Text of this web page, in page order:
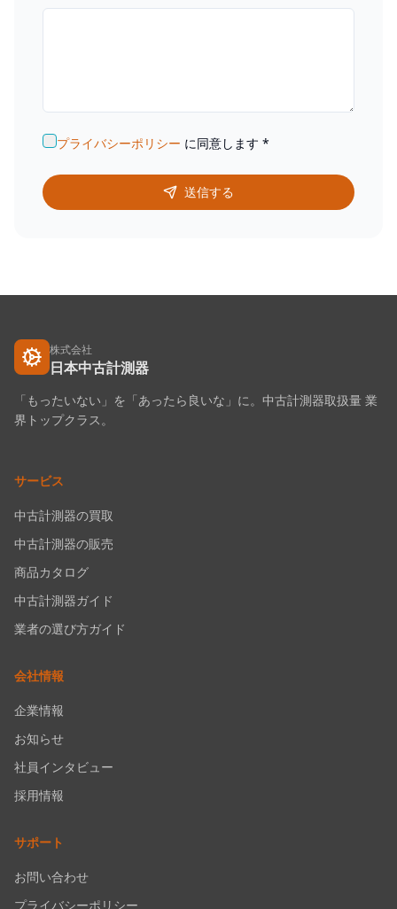
プライバシーポリシー に同意します *
送信する
株式会社
日本中古計測器
「もったいない」を「あったら良いな」に。中古計測器取扱量 業
界トップクラス。
サービス
中古計測器の買取
中古計測器の販売
商品カタログ
中古計測器ガイド
業者の選び方ガイド
会社情報
企業情報
お知らせ
社員インタビュー
採用情報
サポート
お問い合わせ
プライバシーポリシー